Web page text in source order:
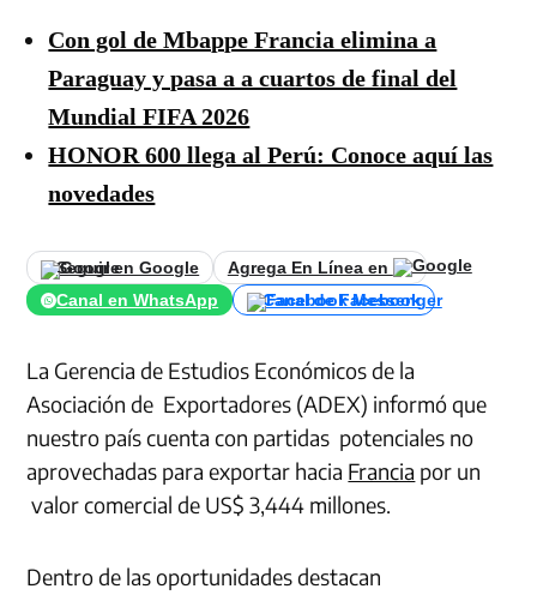
Con gol de Mbappe Francia elimina a
Paraguay y pasa a a cuartos de final del
Mundial FIFA 2026
HONOR 600 llega al Perú: Conoce aquí las
novedades
Seguir en Google
Agrega En Línea en
Canal en WhatsApp
Canal de Facebook
La Gerencia de Estudios Económicos de la
Asociación de Exportadores (ADEX) informó que
nuestro país cuenta con partidas potenciales no
aprovechadas para exportar hacia Francia por un
valor comercial de US$ 3,444 millones.
Dentro de las oportunidades destacan